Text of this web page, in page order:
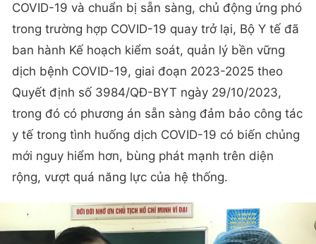
COVID-19 và chuẩn bị sẵn sàng, chủ động ứng phó
trong trường hợp COVID-19 quay trở lại, Bộ Y tế đã
ban hành Kế hoạch kiểm soát, quản lý bền vững
dịch bệnh COVID-19, giai đoạn 2023-2025 theo
Quyết định số 3984/QĐ-BYT ngày 29/10/2023,
trong đó có phương án sẵn sàng đảm bảo công tác
y tế trong tình huống dịch COVID-19 có biến chủng
mới nguy hiểm hơn, bùng phát mạnh trên diện
rộng, vượt quá năng lực của hệ thống.